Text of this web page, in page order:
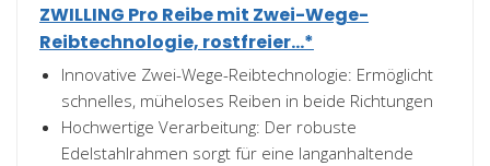
ZWILLING Pro Reibe mit Zwei-Wege-
Reibtechnologie, rostfreier...*
Innovative Zwei-Wege-Reibtechnologie: Ermöglicht
schnelles, müheloses Reiben in beide Richtungen
Hochwertige Verarbeitung: Der robuste
Edelstahlrahmen sorgt für eine langanhaltende